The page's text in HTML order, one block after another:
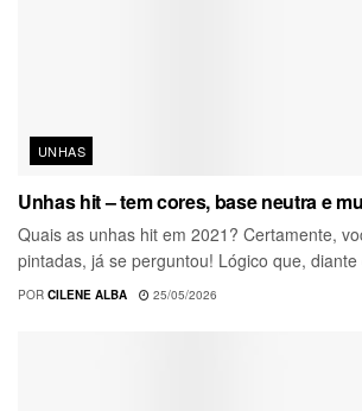
UNHAS
Unhas hit – tem cores, base neutra e
Quais as unhas hit em 2021? Certamente,
pintadas, já se perguntou! Lógico que, diante
POR CILENE ALBA 25/05/2026